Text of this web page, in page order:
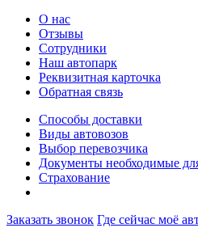
О нас
Отзывы
Сотрудники
Наш автопарк
Реквизитная карточка
Обратная связь
Способы доставки
Виды автовозов
Выбор перевозчика
Документы необходимые
Страхование
Заказать звонок Где сейчас моё